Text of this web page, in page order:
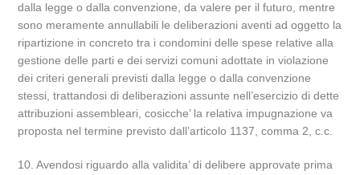
dalla legge o dalla convenzione, da valere per il futuro, mentre
sono meramente annullabili le deliberazioni aventi ad oggetto la
ripartizione in concreto tra i condomini delle spese relative alla
gestione delle parti e dei servizi comuni adottate in violazione
dei criteri generali previsti dalla legge o dalla convenzione
stessi, trattandosi di deliberazioni assunte nell’esercizio di dette
attribuzioni assembleari, cosicche’ la relativa impugnazione va
proposta nel termine previsto dall’articolo 1137, comma 2, c.c.
10. Avendosi riguardo alla validita’ di delibere approvate prima